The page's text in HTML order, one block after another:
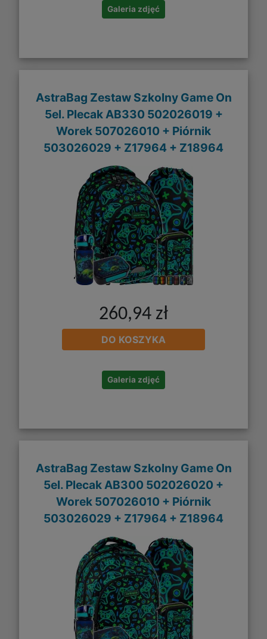
Galeria zdjęć
AstraBag Zestaw Szkolny Game On
5el. Plecak AB330 502026019 +
Worek 507026010 + Piórnik
503026029 + Z17964 + Z18964
260,94 zł
DO KOSZYKA
Galeria zdjęć
AstraBag Zestaw Szkolny Game On
5el. Plecak AB300 502026020 +
Worek 507026010 + Piórnik
503026029 + Z17964 + Z18964